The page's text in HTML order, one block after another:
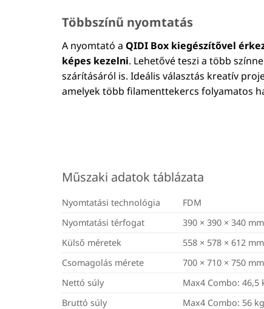
Többszínű nyomtatás
A nyomtató a QIDI Box kiegészítővel
képes kezelni. Lehetővé teszi a több
szárításáról is. Ideális választás kreatív
amelyek több filamenttekercs folyamatos
Műszaki adatok táblázata
Nyomtatási technológia
FDM
Nyomtatási térfogat
390 × 390 × 340 mm
Külső méretek
558 × 578 × 612 mm
Csomagolás mérete
700 × 710 × 750 mm
Nettó súly
Max4 Combo: 46,5
Bruttó súly
Max4 Combo: 56 kg